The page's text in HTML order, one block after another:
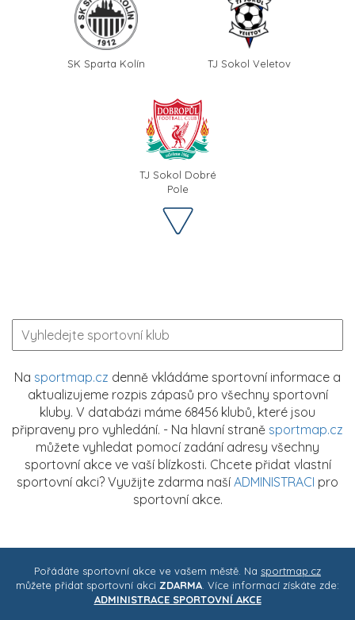
SK Sparta Kolín TJ Sokol Veletov
TJ Sokol Dobré
Pole
Na sportmap.cz denně vkládáme sportovní informace a
aktualizujeme rozpis zápasů pro všechny sportovní
kluby. V databázi máme 68456 klubů, které jsou
připraveny pro vyhledání. - Na hlavní straně sportmap.cz
můžete vyhledat pomocí zadání adresy všechny
sportovní akce ve vaší blízkosti. Chcete přidat vlastní
sportovní akci? Využijte zdarma naší ADMINISTRACI pro
sportovní akce.
Pořádáte sportovní akce ve vašem městě. Na sportmap.cz
můžete přidat sportovní akci ZDARMA . Více informací získáte zde:
ADMINISTRACE SPORTOVNÍ AKCE